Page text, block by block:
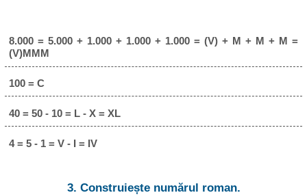
8.000 = 5.000 + 1.000 + 1.000 + 1.000 = (V) + M + M + M =
(V)MMM
100 = C
40 = 50 - 10 = L - X = XL
4 = 5 - 1 = V - I = IV
3. Construiește numărul roman.